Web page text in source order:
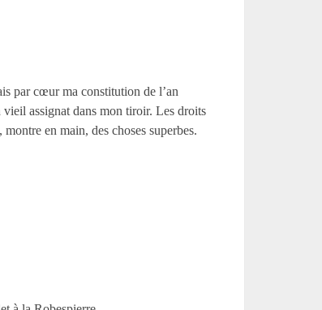
par cœur ma constitution de l’an
assignat dans mon tiroir. Les droits
en main, des choses superbes.